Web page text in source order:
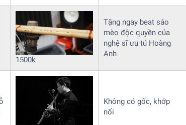
1500k
Tặng ngay beat sáo
mèo độc quyền của
nghệ sĩ ưu tú Hoàng
Anh
Không có gốc, khớp
nối